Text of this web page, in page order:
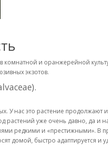
и оранжерейной
экзотов.
У нас это растение продолжают
уже очень давно, да и
редкими и «престижными». В
домой, быстро адаптируется и